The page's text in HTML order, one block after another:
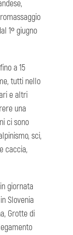
1º giugno
a 15
tutti nello
e altri
una
ci sono
sci,
caccia,
giornata
Slovenia
Grotte di